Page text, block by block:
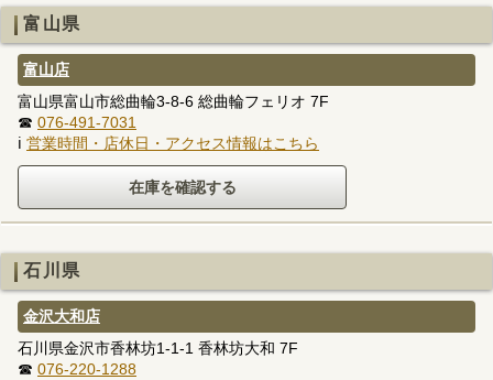
富山県
富山店
富山県富山市総曲輪3-8-6 総曲輪フェリオ 7F
☎ 076-491-7031
ℹ 営業時間・店休日・アクセス情報はこちら
石川県
金沢大和店
石川県金沢市香林坊1-1-1 香林坊大和 7F
☎ 076-220-1288